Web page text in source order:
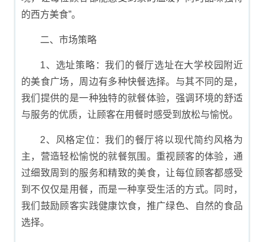
的西方美食”。
二、市场策略
1、选址策略：我们的餐厅选址在大学校园附近
的美食广场，周边有多种快餐选择。与其不同的是，
我们提供的是一种独特的就餐体验，强调环境的舒适
与服务的优质，让顾客在用餐时感受到放松与愉悦。
2、风格定位：我们的餐厅将以现代简约风格为
主，营造轻松愉悦的就餐氛围。重视顾客的体验，通
过细致周到的服务和精致的美食，让每位顾客都感受
到不仅仅是用餐，而是一种享受生活的方式。同时，
我们鼓励顾客实践健康饮食，推广绿色、自然的食品
选择。